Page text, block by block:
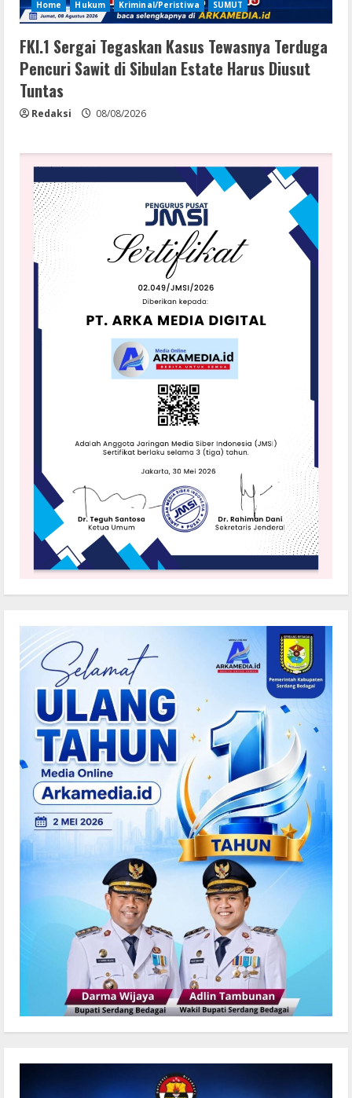
Home Hukum Kriminal/Peristiwa SUMUT
FKI.1 Sergai Tegaskan Kasus Tewasnya Terduga
Pencuri Sawit di Sibulan Estate Harus Diusut
Tuntas
Redaksi 08/08/2026